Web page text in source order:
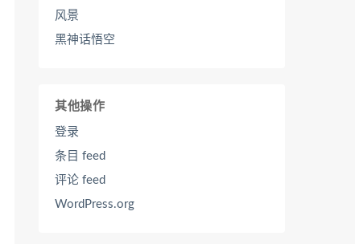
风景
黑神话悟空
其他操作
登录
条目 feed
评论 feed
WordPress.org